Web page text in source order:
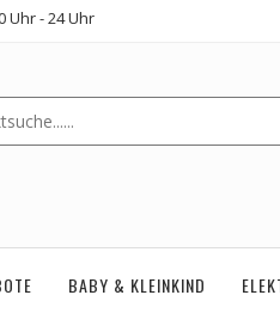
Uhr - 24 Uhr
BABY & KLEINKIND